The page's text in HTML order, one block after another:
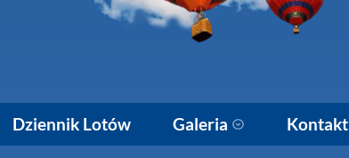
Dziennik Lotów Galeria Kontakt